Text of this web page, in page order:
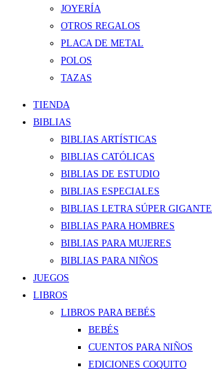
JOYERÍA
OTROS REGALOS
PLACA DE METAL
POLOS
TAZAS
TIENDA
BIBLIAS
BIBLIAS ARTÍSTICAS
BIBLIAS CATÓLICAS
BIBLIAS DE ESTUDIO
BIBLIAS ESPECIALES
BIBLIAS LETRA SÚPER GIGANTE
BIBLIAS PARA HOMBRES
BIBLIAS PARA MUJERES
BIBLIAS PARA NIÑOS
JUEGOS
LIBROS
LIBROS PARA BEBÉS
BEBÉS
CUENTOS PARA NIÑOS
EDICIONES COQUITO